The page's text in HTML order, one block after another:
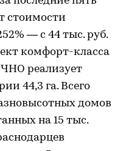
стоимости
— с 44 тыс. руб.
комфорт-класса
реализует
44,3 га. Всего
домов
на 15 тыс.